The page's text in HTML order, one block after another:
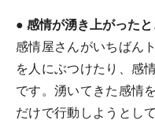
● 感情が湧き上がった
感情屋さんがいちばん
を人にぶつけたり、感
です。湧いてきた感情
だけで行動しようとし